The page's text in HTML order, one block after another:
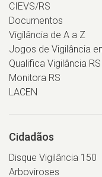
CIEVS/RS
Documentos
Vigilância de A a Z
Jogos de Vigilância
Qualifica Vigilância RS
Monitora RS
LACEN
Cidadãos
Disque Vigilância 150
Arboviroses